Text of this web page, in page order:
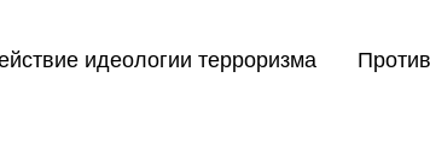
идеологии терроризма